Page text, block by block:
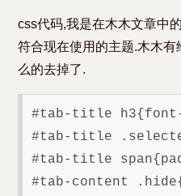
css代码,我是在木木文章中
符合现在使用的主题.木木
么的去掉了.
#tab-title
#tab-title
#tab-title
#tab-content